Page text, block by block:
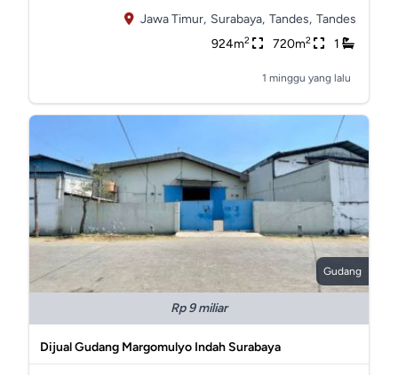
Jawa Timur, Surabaya, Tandes, Tandes
924m2 720m2 1
1 minggu yang lalu
Gudang
Rp 9 miliar
Dijual Gudang Margomulyo Indah Surabaya